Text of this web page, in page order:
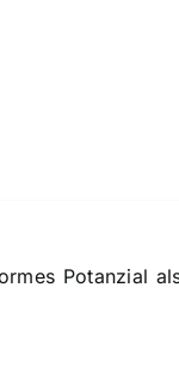
Potanzial